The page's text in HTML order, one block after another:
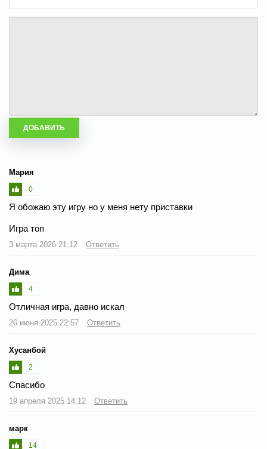
Мария
0
Я обожаю эту игру но у меня нету приставки
Игра топ
3 марта 2026 21:12 Ответить
Дима
4
Отличная игра, давно искал
26 июня 2025 22:57 Ответить
Хусанбой
2
Спасибо
19 апреля 2025 14:12 Ответить
марк
14